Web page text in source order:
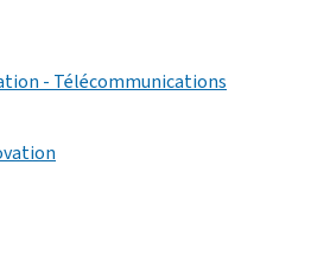
- Télécommunications